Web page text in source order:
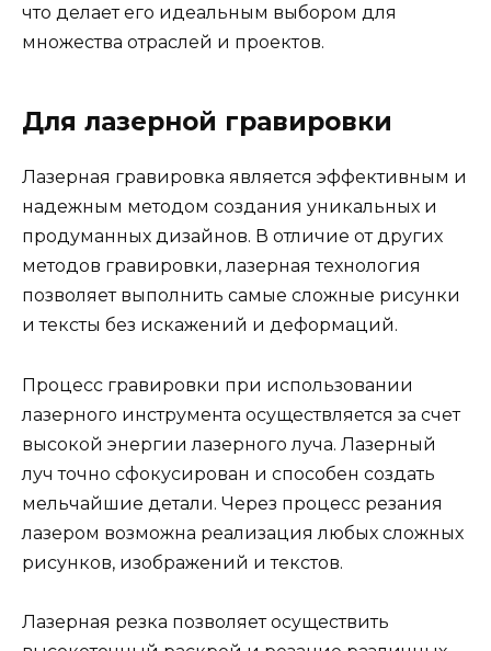
что делает его идеальным выбором для
множества отраслей и проектов.
Для лазерной гравировки
Лазерная гравировка является эффективным и
надежным методом создания уникальных и
продуманных дизайнов. В отличие от других
методов гравировки, лазерная технология
позволяет выполнить самые сложные рисунки
и тексты без искажений и деформаций.
Процесс гравировки при использовании
лазерного инструмента осуществляется за счет
высокой энергии лазерного луча. Лазерный
луч точно сфокусирован и способен создать
мельчайшие детали. Через процесс резания
лазером возможна реализация любых сложных
рисунков, изображений и текстов.
Лазерная резка позволяет осуществить